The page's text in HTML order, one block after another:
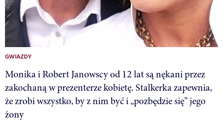
GWIAZDY
Monika i Robert Janowscy od 12 lat są nękani przez
zakochaną w prezenterze kobietę. Stalkerka zapewnia,
że zrobi wszystko, by z nim być i „pozbędzie się” jego
żony